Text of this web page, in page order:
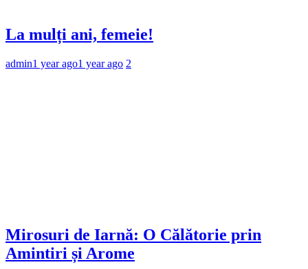
La mulți ani, femeie!
admin1 year ago1 year ago 2
Mirosuri de Iarnă: O Călătorie prin
Amintiri și Arome